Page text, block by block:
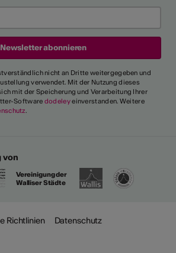
nicht an Dritte weitergegeben und
verwendet. Mit der Nutzung dieses
mit der Speicherung und Verarbeitung Ihrer
Software dodeleyeinverstanden. Weitere
.
von
Vereinigung der
Walliser Städte
Richtlinien
Datenschutz